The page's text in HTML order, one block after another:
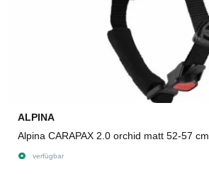
ALPINA
Alpina CARAPAX 2.0 orchid matt 52-57 cm
verfügbar